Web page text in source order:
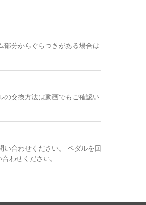
分からぐらつきがある場合は
の交換方法は動画でもご確認い
い合わせください。 ペダルを回
わせください。